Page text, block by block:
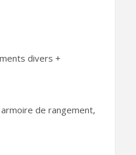
divers +
de rangement,